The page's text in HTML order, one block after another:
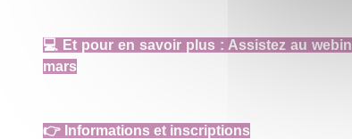
💻 Et pour en savoir plus : Assistez au
mars
👉 Informations et inscriptions